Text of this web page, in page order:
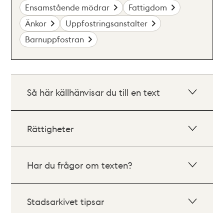
Ensamstående mödrar
Fattigdom
Änkor
Uppfostringsanstalter
Barnuppfostran
Så här källhänvisar du till en text
Rättigheter
Har du frågor om texten?
Stadsarkivet tipsar